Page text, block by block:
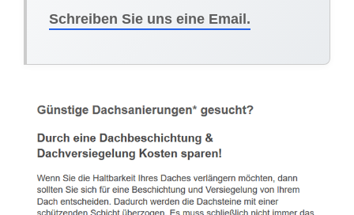
Schreiben Sie uns eine Email.